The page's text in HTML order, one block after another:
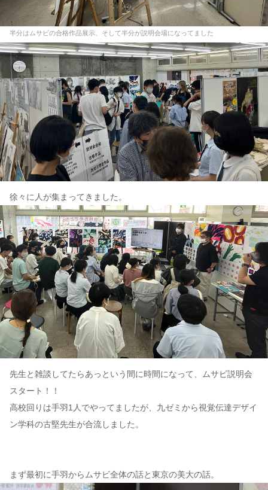
半分はムサビの合格作品展示、そして半分が説明会場になってました
徐々に人が集まってきました。
先生と雑談してたらあっという間に時間になって、ムサビ説明会
スタート！！
高校回りは手羽1人でやってましたが、九ゼミから視覚伝達デザイ
ン学科の古堅先生が合流しました。
まず最初に手羽からムサビ全体の話と東京の美大の話。